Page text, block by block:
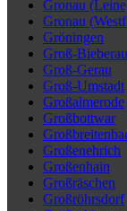
Gronau
Gronau
Gröningen
Groß-Bieberau
Groß-Gerau
Groß-Umstadt
Großalmerode
Großbottwar
Großenehrich
Großenhain
Großräschen
Großröhrsdorf